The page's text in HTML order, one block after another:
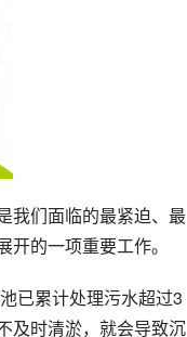
我们面临的最紧迫、最
的一项重要工作。
已累计处理污水超过3
及时清淤，就会导致沉